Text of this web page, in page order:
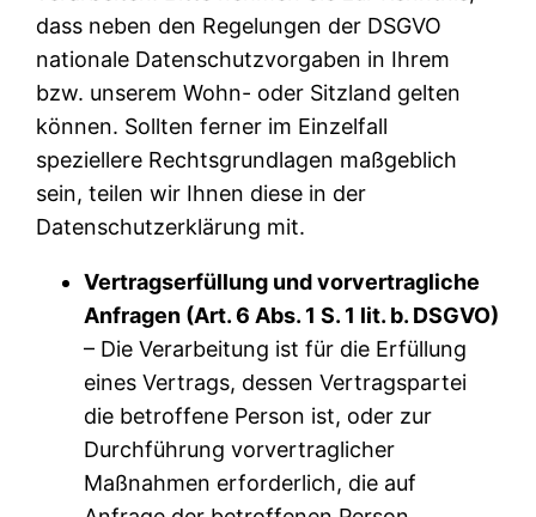
dass neben den Regelungen der DSGVO
nationale Datenschutzvorgaben in Ihrem
bzw. unserem Wohn- oder Sitzland gelten
können. Sollten ferner im Einzelfall
speziellere Rechtsgrundlagen maßgeblich
sein, teilen wir Ihnen diese in der
Datenschutzerklärung mit.
Vertragserfüllung und vorvertragliche
Anfragen (Art. 6 Abs. 1 S. 1 lit. b. DSGVO)
– Die Verarbeitung ist für die Erfüllung
eines Vertrags, dessen Vertragspartei
die betroffene Person ist, oder zur
Durchführung vorvertraglicher
Maßnahmen erforderlich, die auf